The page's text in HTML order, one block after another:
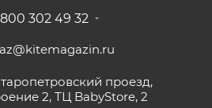
302 49 32
проезд,
2, ТЦ BabyStore, 2